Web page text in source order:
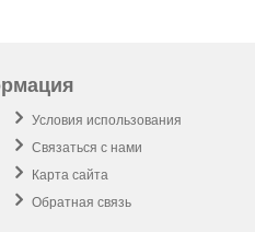
Условия использования
Связаться с нами
Карта сайта
Обратная связь